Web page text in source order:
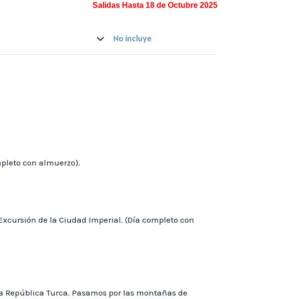
Salidas Hasta 18 de Octubre 2025
No incluye
con almuerzo).
Excursión de la Ciudad Imperial. (Día completo con
Turca. Pasamos por las montañas de